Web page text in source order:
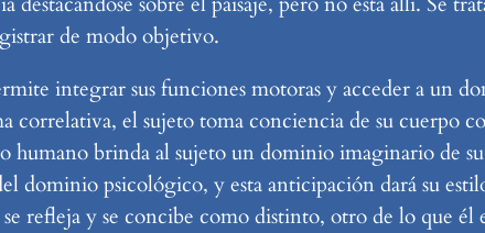
de modo objetivo.
integrar sus funciones motoras y acceder a un
correlativa, el sujeto toma conciencia de su cuerpo
humano brinda al sujeto un dominio imaginario de
psicológico, y esta anticipación dará su
refleja y se concibe como distinto, otro de lo que él